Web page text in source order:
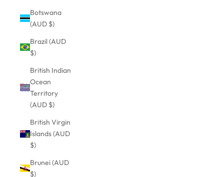
Botswana
(AUD $)
Brazil (AUD
$)
British Indian
Ocean
Territory
(AUD $)
British Virgin
Islands (AUD
$)
Brunei (AUD
$)